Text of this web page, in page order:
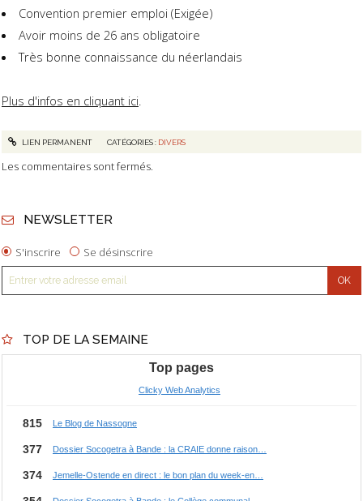
Convention premier emploi (Exigée)
Avoir moins de 26 ans obligatoire
Très bonne connaissance du néerlandais
Plus d'infos en cliquant ici.
LIEN PERMANENT CATÉGORIES : DIVERS
Les commentaires sont fermés.
NEWSLETTER
S'inscrire Se désinscrire
TOP DE LA SEMAINE